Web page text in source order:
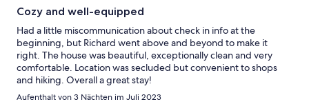
Cozy and well-equipped
Had a little miscommunication about check in info at the
beginning, but Richard went above and beyond to make it
right. The house was beautiful, exceptionally clean and very
comfortable. Location was secluded but convenient to shops
and hiking. Overall a great stay!
Aufenthalt von 3 Nächten im Juli 2023